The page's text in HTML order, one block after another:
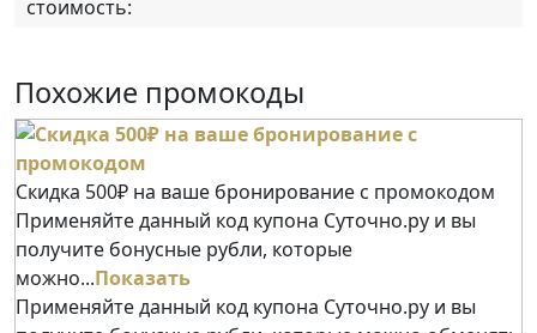
стоимость:
Похожие промокоды
Скидка 500₽ на ваше бронирование с промокодом
Применяйте данный код купона Суточно.ру и вы
получите бонусные рубли, которые
можно...Показать
Применяйте данный код купона Суточно.ру и вы